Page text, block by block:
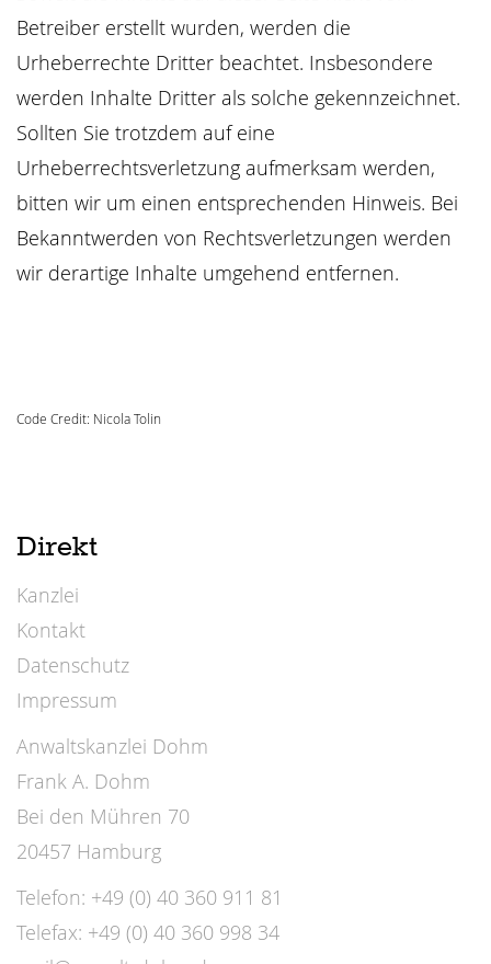
Betreiber erstellt wurden, werden die
Urheberrechte Dritter beachtet. Insbesondere
werden Inhalte Dritter als solche gekennzeichnet.
Sollten Sie trotzdem auf eine
Urheberrechtsverletzung aufmerksam werden,
bitten wir um einen entsprechenden Hinweis. Bei
Bekanntwerden von Rechtsverletzungen werden
wir derartige Inhalte umgehend entfernen.
Code Credit: Nicola Tolin
Direkt
Kanzlei
Kontakt
Datenschutz
Impressum
Anwaltskanzlei Dohm
Frank A. Dohm
Bei den Mühren 70
20457 Hamburg
Telefon: +49 (0) 40 360 911 81
Telefax: +49 (0) 40 360 998 34